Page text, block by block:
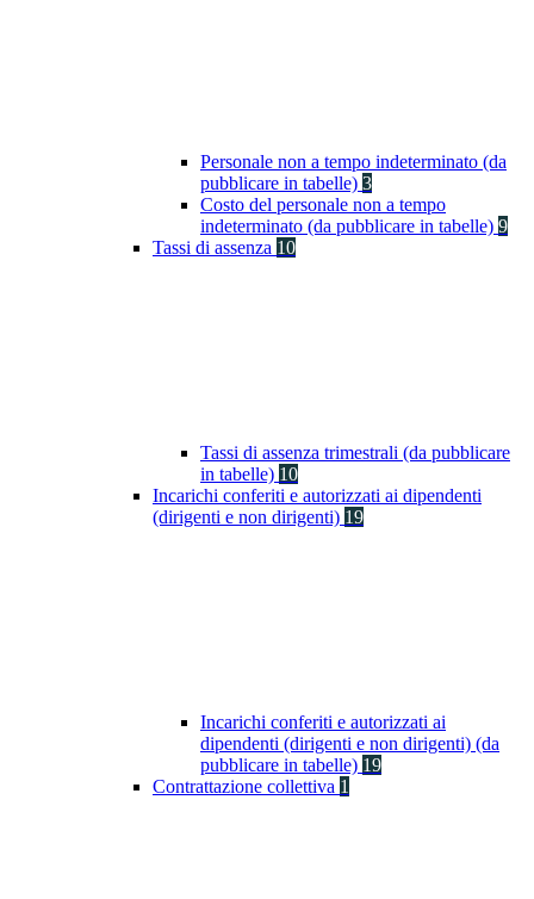
Personale non a tempo indeterminato (da
pubblicare in tabelle) 3
Costo del personale non a tempo
indeterminato (da pubblicare in tabelle) 9
Tassi di assenza 10
Tassi di assenza trimestrali (da pubblicare
in tabelle) 10
Incarichi conferiti e autorizzati ai dipendenti
(dirigenti e non dirigenti) 19
Incarichi conferiti e autorizzati ai
dipendenti (dirigenti e non dirigenti) (da
pubblicare in tabelle) 19
Contrattazione collettiva 1